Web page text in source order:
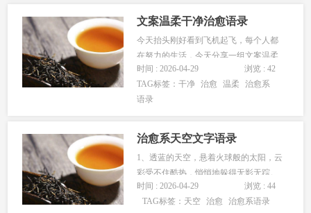
努力不一定会成…...
文案温柔干净治愈语录
今天抬头刚好看到飞机起飞，每个人都
在努力的生活，今天分享一组文案温柔
干净治愈语录给你，希望你喜欢。1、我
做事十拿九稳，现在只差你一吻。2、你
若爱，生活哪里都可爱。3、不要忘记你
时间 : 2026-04-29
浏览 : 42
TAG标签：干净 治愈 温柔
治愈系
语录
治愈系天空文字语录
1、透蓝的天空，悬着火球般的太阳，云
彩受不住酷热，悄悄地躲得无影无踪。
2、天空由于多变化，又是晴朗的天空是
蓝蓝的，有时天空是黑沉沉的，有时天
时间 : 2026-04-29
浏览 : 44
TAG标签： 天空 治愈 治愈系语录